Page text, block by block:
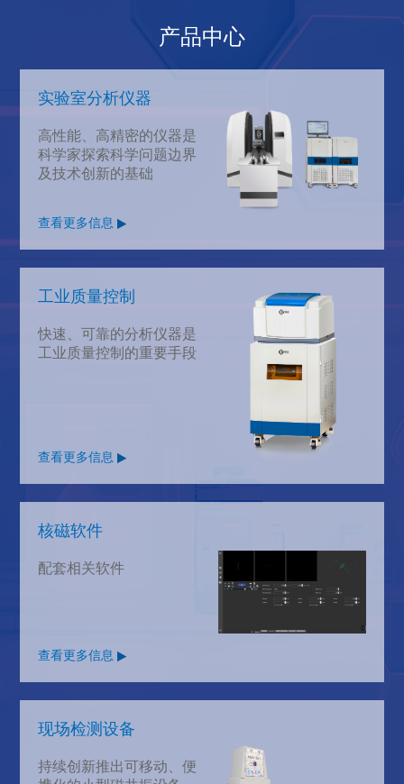
产品中心
实验室分析仪器
高性能、高精密的仪器是
科学家探索科学问题边界
及技术创新的基础
查看更多信息
工业质量控制
快速、可靠的分析仪器是
工业质量控制的重要手段
查看更多信息
核磁软件
配套相关软件
查看更多信息
现场检测设备
持续创新推出可移动、便